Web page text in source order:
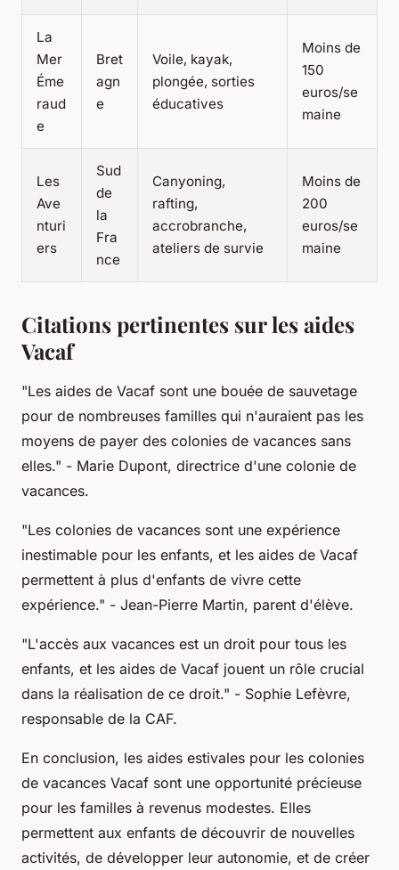
La
Mer
Éme
raud
e
Bret
agn
e
Voile, kayak,
plongée, sorties
éducatives
Moins de
150
euros/se
maine
Les
Ave
nturi
ers
Sud
de
la
Fra
nce
Canyoning,
rafting,
accrobranche,
ateliers de survie
Moins de
200
euros/se
maine
Citations pertinentes sur les aides
Vacaf
"Les aides de Vacaf sont une bouée de sauvetage
pour de nombreuses familles qui n'auraient pas les
moyens de payer des colonies de vacances sans
elles." - Marie Dupont, directrice d'une colonie de
vacances.
"Les colonies de vacances sont une expérience
inestimable pour les enfants, et les aides de Vacaf
permettent à plus d'enfants de vivre cette
expérience." - Jean-Pierre Martin, parent d'élève.
"L'accès aux vacances est un droit pour tous les
enfants, et les aides de Vacaf jouent un rôle crucial
dans la réalisation de ce droit." - Sophie Lefèvre,
responsable de la CAF.
En conclusion, les aides estivales pour les colonies
de vacances Vacaf sont une opportunité précieuse
pour les familles à revenus modestes. Elles
permettent aux enfants de découvrir de nouvelles
activités, de développer leur autonomie, et de créer